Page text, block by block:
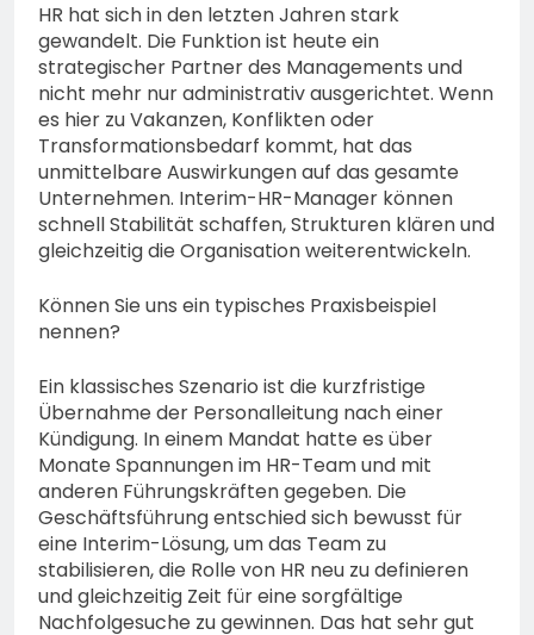
HR hat sich in den letzten Jahren stark
gewandelt. Die Funktion ist heute ein
strategischer Partner des Managements und
nicht mehr nur administrativ ausgerichtet. Wenn
es hier zu Vakanzen, Konflikten oder
Transformationsbedarf kommt, hat das
unmittelbare Auswirkungen auf das gesamte
Unternehmen. Interim-HR-Manager können
schnell Stabilität schaffen, Strukturen klären und
gleichzeitig die Organisation weiterentwickeln.
Können Sie uns ein typisches Praxisbeispiel
nennen?
Ein klassisches Szenario ist die kurzfristige
Übernahme der Personalleitung nach einer
Kündigung. In einem Mandat hatte es über
Monate Spannungen im HR-Team und mit
anderen Führungskräften gegeben. Die
Geschäftsführung entschied sich bewusst für
eine Interim-Lösung, um das Team zu
stabilisieren, die Rolle von HR neu zu definieren
und gleichzeitig Zeit für eine sorgfältige
Nachfolgesuche zu gewinnen. Das hat sehr gut